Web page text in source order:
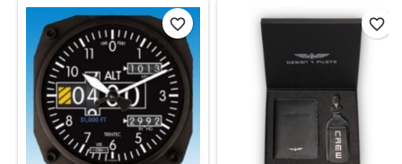
favorite_border favorite_border